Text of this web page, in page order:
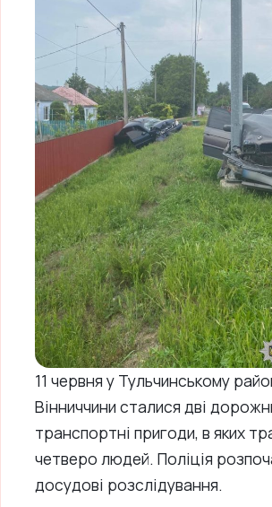
11 червня у Тульчинському
Вінниччини сталися дві
транспортні пригоди, в яких
четверо людей. Поліція
досудові розслідування.